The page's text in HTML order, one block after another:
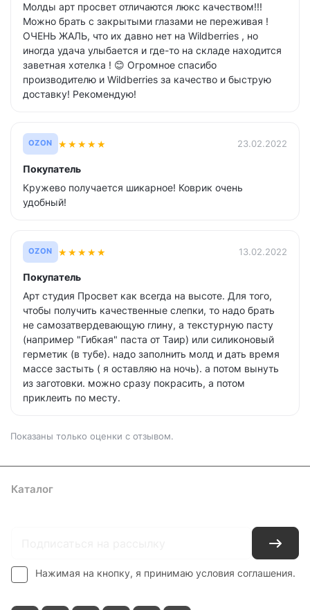
Молды арт просвет отличаются люкс качеством!!!
Можно брать с закрытыми глазами не переживая !
ОЧЕНЬ ЖАЛЬ, что их давно нет на Wildberries , но
иногда удача улыбается и где-то на складе находится
заветная хотелка ! 😊 Огромное спасибо
производителю и Wildberries за качество и быструю
доставку! Рекомендую!
OZON ★★★★★ 23.02.2022
Покупатель
Кружево получается шикарное! Коврик очень
удобный!
OZON ★★★★★ 13.02.2022
Покупатель
Арт студия Просвет как всегда на высоте. Для того,
чтобы получить качественные слепки, то надо брать
не самозатвердевающую глину, а текстурную пасту
(например "Гибкая" паста от Таир) или силиконовый
герметик (в тубе). надо заполнить молд и дать время
массе застыть ( я оставляю на ночь). а потом вынуть
из заготовки. можно сразу покрасить, а потом
приклеить по месту.
Показаны только оценки с отзывом.
Каталог
Нажимая на кнопку, я принимаю условия соглашения.